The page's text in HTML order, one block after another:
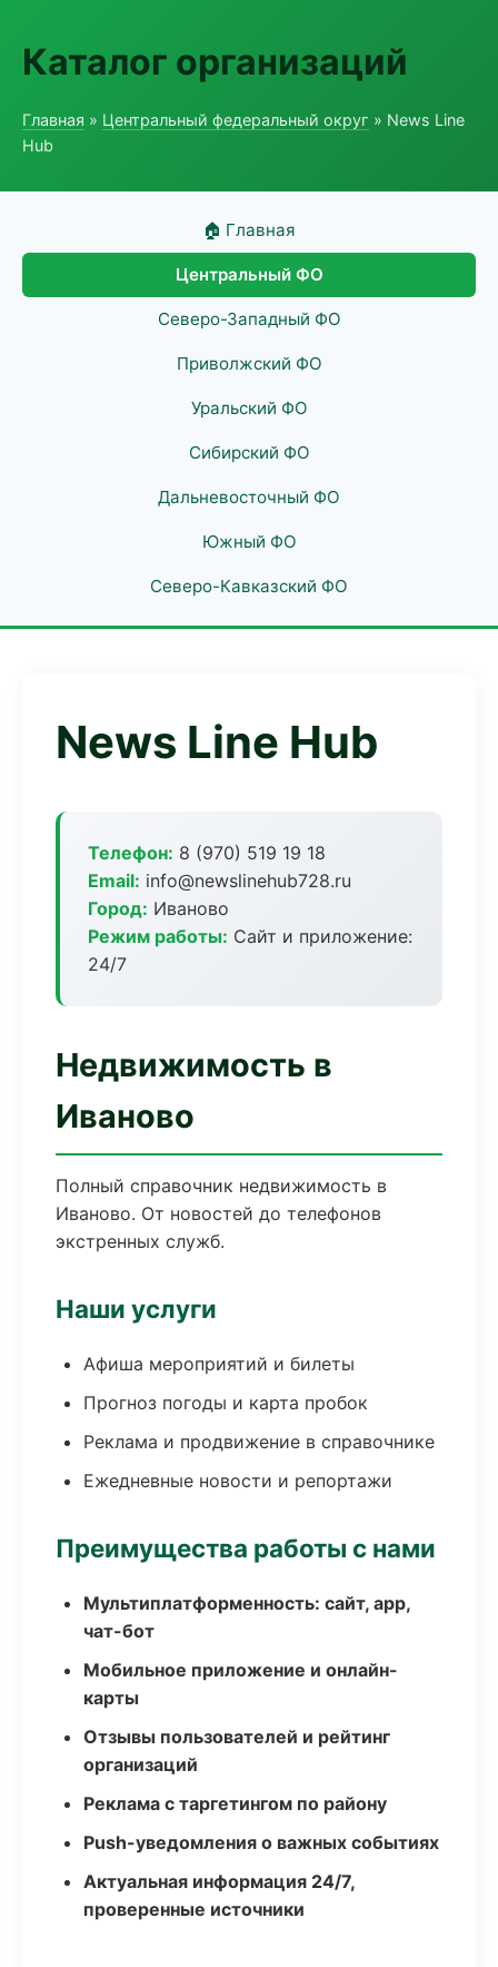
Каталог организаций
Главная » Центральный федеральный округ » News Line
Hub
🏠 Главная
Центральный ФО
Северо-Западный ФО
Приволжский ФО
Уральский ФО
Сибирский ФО
Дальневосточный ФО
Южный ФО
Северо-Кавказский ФО
News Line Hub
Телефон: 8 (970) 519 19 18
Email: info@newslinehub728.ru
Город: Иваново
Режим работы: Сайт и приложение:
24/7
Недвижимость в
Иваново
Полный справочник недвижимость в
Иваново. От новостей до телефонов
экстренных служб.
Наши услуги
Афиша мероприятий и билеты
Прогноз погоды и карта пробок
Реклама и продвижение в справочнике
Ежедневные новости и репортажи
Преимущества работы с нами
Мультиплатформенность: сайт, app,
чат-бот
Мобильное приложение и онлайн-
карты
Отзывы пользователей и рейтинг
организаций
Реклама с таргетингом по району
Push-уведомления о важных событиях
Актуальная информация 24/7,
проверенные источники